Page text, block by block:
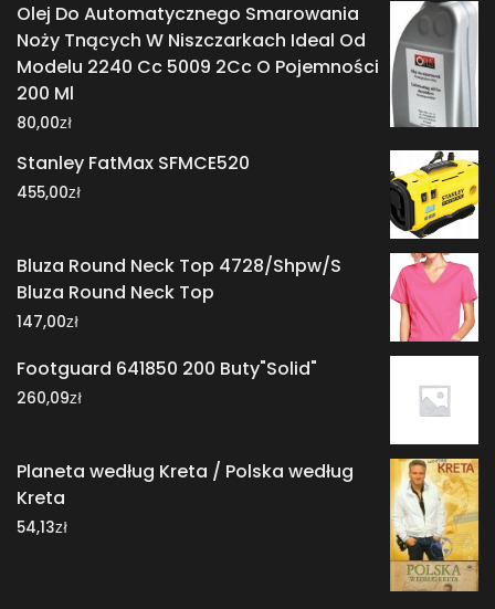
Olej Do Automatycznego Smarowania
Noży Tnących W Niszczarkach Ideal Od
Modelu 2240 Cc 5009 2Cc O Pojemności
200 Ml
80,00zł
Stanley FatMax SFMCE520
455,00zł
Bluza Round Neck Top 4728/Shpw/S
Bluza Round Neck Top
147,00zł
Footguard 641850 200 Buty"Solid"
260,09zł
Planeta według Kreta / Polska według
Kreta
54,13zł